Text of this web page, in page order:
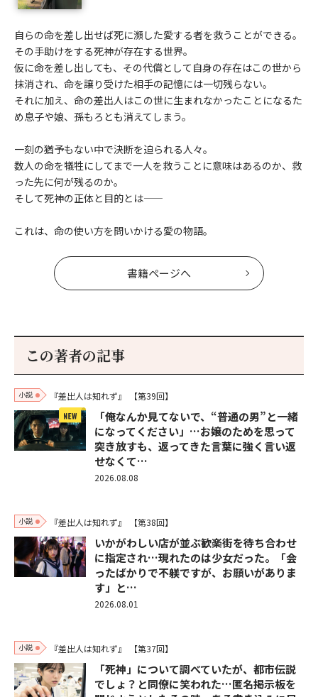
自らの命を差し出せば死に瀕した愛する者を救うことができる。
その手助けをする死神が存在する世界。
仮に命を差し出しても、その代償として自身の存在はこの世から
抹消され、命を譲り受けた相手の記憶には一切残らない。
それに加え、命の差出人はこの世に生まれなかったことになるた
め息子や娘、孫もろとも消えてしまう。
一刻の猶予もない中で決断を迫られる人々。
数人の命を犠牲にしてまで一人を救うことに意味はあるのか、救
った先に何が残るのか。
そして死神の正体と目的とは――
これは、命の使い方を問いかける愛の物語。
書籍ページへ
この著者の記事
小説 『差出人は知れず』 【第39回】
「俺なんか見てないで、“普通の男”と一緒
になってください」…お嬢のためを思って
突き放すも、返ってきた言葉に強く言い返
せなくて…
2026.08.08
小説 『差出人は知れず』 【第38回】
いかがわしい店が並ぶ歓楽街を待ち合わせ
に指定され…現れたのは少女だった。「会
ったばかりで不躾ですが、お願いがありま
す」と…
2026.08.01
小説 『差出人は知れず』 【第37回】
「死神」について調べていたが、都市伝説
でしょ？と同僚に笑われた…匿名掲示板を